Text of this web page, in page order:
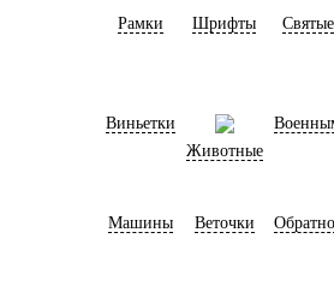
Рамки Шрифты Святые
Виньетки
Животные
Машины Веточки